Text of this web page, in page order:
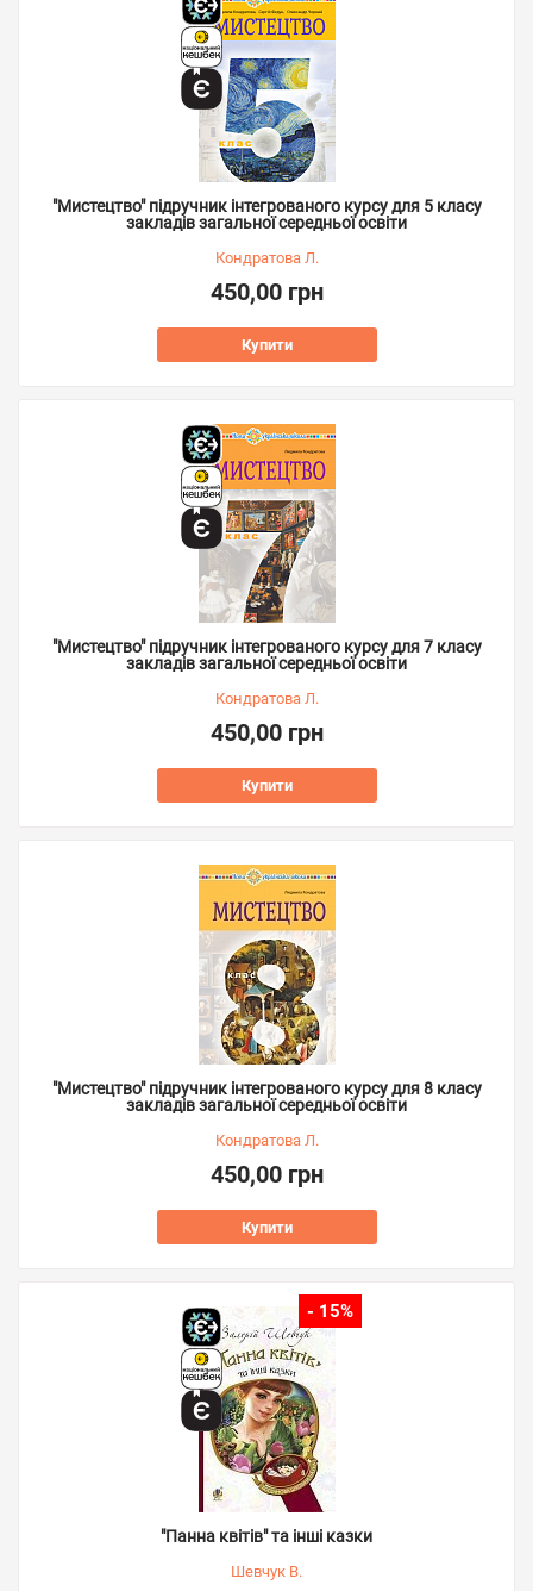
"Мистецтво" підручник інтегрованого курсу для 5 класу
закладів загальної середньої освіти
Кондратова Л.
450,00 грн
Купити
"Мистецтво" підручник інтегрованого курсу для 7 класу
закладів загальної середньої освіти
Кондратова Л.
450,00 грн
Купити
"Мистецтво" підручник інтегрованого курсу для 8 класу
закладів загальної середньої освіти
Кондратова Л.
450,00 грн
Купити
- 15%
"Панна квітів" та інші казки
Шевчук В.